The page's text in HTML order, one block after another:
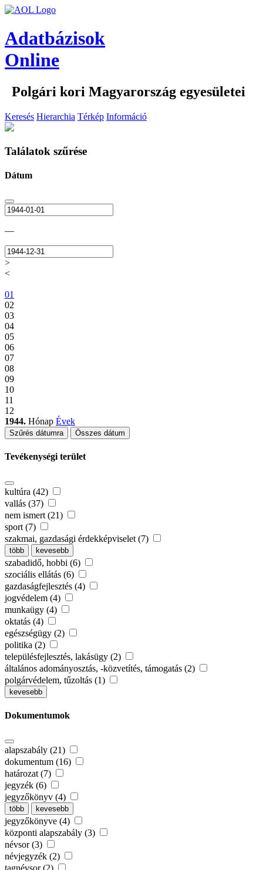
Adatbázisok
Online
Polgári kori Magyarország egyesületei
Keresés Hierarchia Térkép Információ
Találatok szűrése
Dátum
—
>
<
01
02
03
04
05
06
07
08
09
10
11
12
1944. Hónap Évek
Szűrés dátumra Összes dátum
Tevékenységi terület
kultúra (42)
vallás (37)
nem ismert (21)
sport (7)
szakmai, gazdasági érdekképviselet (7)
több kevesebb
szabadidő, hobbi (6)
szociális ellátás (6)
gazdaságfejlesztés (4)
jogvédelem (4)
munkaügy (4)
oktatás (4)
egészségügy (2)
politika (2)
településfejlesztés, lakásügy (2)
általános adományosztás, -közvetítés, támogatás (2)
polgárvédelem, tűzoltás (1)
kevesebb
Dokumentumok
alapszabály (21)
dokumentum (16)
határozat (7)
jegyzék (6)
jegyzőkönyv (4)
több kevesebb
jegyzőkönyve (4)
központi alapszabály (3)
névsor (3)
névjegyzék (2)
tagnévsor (2)